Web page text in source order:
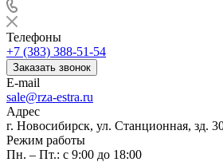
Телефоны
+7 (383) 388-51-54
Заказать звонок
E-mail
sale@rza-estra.ru
Адрес
г. Новосибирск, ул. Станционная, зд.
Режим работы
Пн. – Пт.: с 9:00 до 18:00